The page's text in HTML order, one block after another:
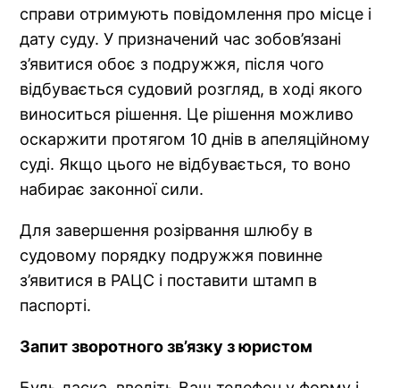
справи отримують повідомлення про місце і
дату суду. У призначений час зобов’язані
з’явитися обоє з подружжя, після чого
відбувається судовий розгляд, в ході якого
виноситься рішення. Це рішення можливо
оскаржити протягом 10 днів в апеляційному
суді. Якщо цього не відбувається, то воно
набирає законної сили.
Для завершення розірвання шлюбу в
судовому порядку подружжя повинне
з’явитися в РАЦС і поставити штамп в
паспорті.
Запит зворотного зв’язку з юристом